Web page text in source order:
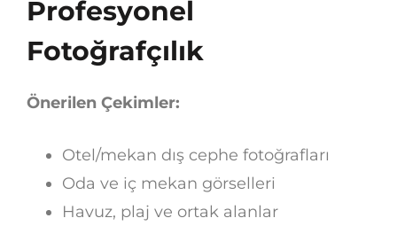
Profesyonel
Fotoğrafçılık
Önerilen Çekimler:
Otel/mekan dış cephe fotoğrafları
Oda ve iç mekan görselleri
Havuz, plaj ve ortak alanlar